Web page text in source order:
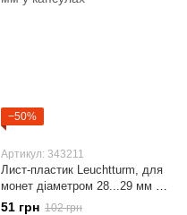
−50%
Артикул: 343211
Лист-пластик Leuchtturm, для
монет діаметром 28...29 мм у
капсулах
51 грн 102 грн